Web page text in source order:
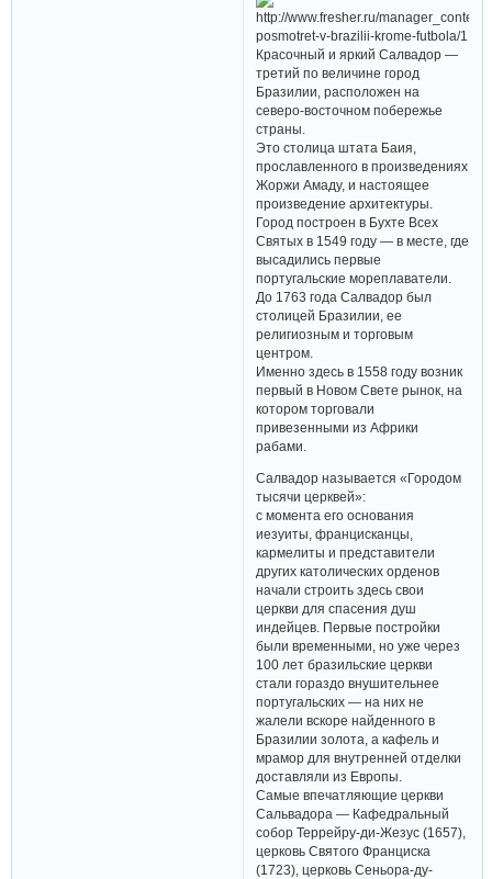
Красочный и яркий Салвадор —
третий по величине город
Бразилии, расположен на
северо-восточном побережье
страны.
Это столица штата Баия,
прославленного в произведениях
Жоржи Амаду, и настоящее
произведение архитектуры.
Город построен в Бухте Всех
Святых в 1549 году — в месте, где
высадились первые
португальские мореплаватели.
До 1763 года Салвадор был
столицей Бразилии, ее
религиозным и торговым
центром.
Именно здесь в 1558 году возник
первый в Новом Свете рынок, на
котором торговали
привезенными из Африки
рабами.
Салвадор называется «Городом
тысячи церквей»:
с момента его основания
иезуиты, францисканцы,
кармелиты и представители
других католических орденов
начали строить здесь свои
церкви для спасения душ
индейцев. Первые постройки
были временными, но уже через
100 лет бразильские церкви
стали гораздо внушительнее
португальских — на них не
жалели вскоре найденного в
Бразилии золота, а кафель и
мрамор для внутренней отделки
доставляли из Европы.
Самые впечатляющие церкви
Сальвадора — Кафедральный
собор Террейру-ди-Жезус (1657),
церковь Святого Франциска
(1723), церковь Сеньора-ду-